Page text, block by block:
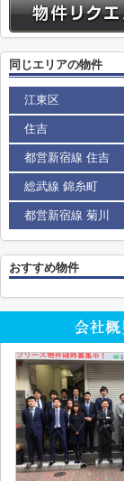
同じエリアの物件
江東区
住吉
都営新宿線 住吉
総武線 錦糸町
都営新宿線 菊川
おすすめ物件